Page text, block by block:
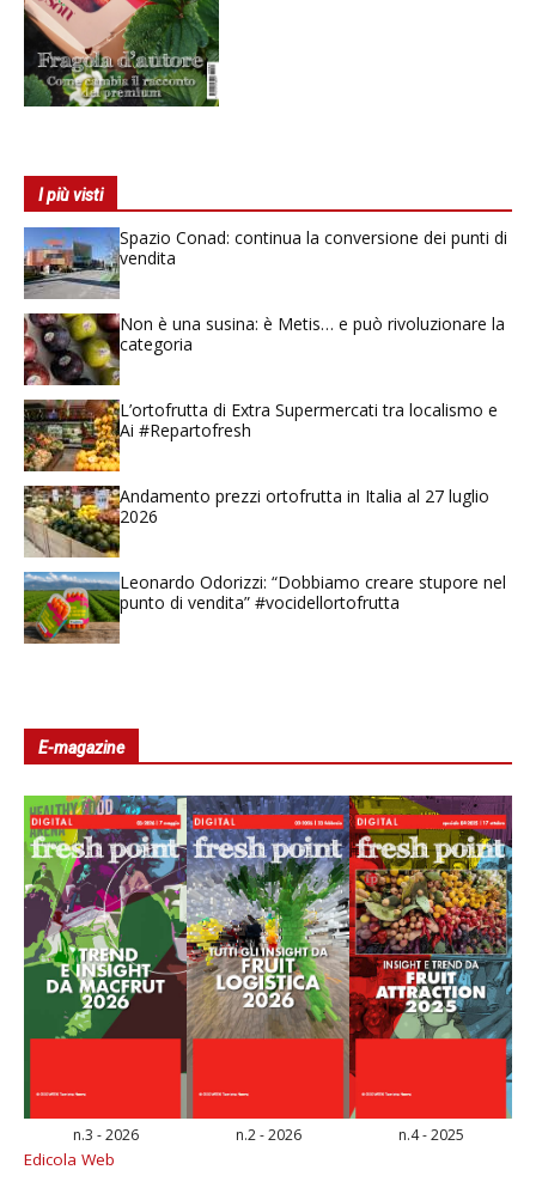
I più visti
Spazio Conad: continua la conversione dei punti di
vendita
Non è una susina: è Metis… e può rivoluzionare la
categoria
L’ortofrutta di Extra Supermercati tra localismo e
Ai #Repartofresh
Andamento prezzi ortofrutta in Italia al 27 luglio
2026
Leonardo Odorizzi: “Dobbiamo creare stupore nel
punto di vendita” #vocidellortofrutta
E-magazine
n.3 - 2026 n.2 - 2026 n.4 - 2025
Edicola Web